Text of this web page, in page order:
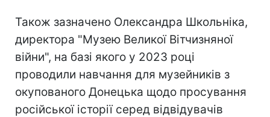
Також зазначено Олександра Школьніка,
директора "Музею Великої Вітчизняної
війни", на базі якого у 2023 році
проводили навчання для музейників з
окупованого Донецька щодо просування
російської історії серед відвідувачів